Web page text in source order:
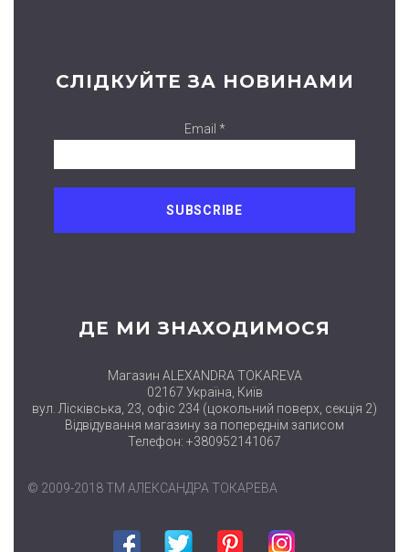
СЛІДКУЙТЕ ЗА НОВИНАМИ
Email *
ДЕ МИ ЗНАХОДИМОСЯ
Магазин ALEXANDRA TOKAREVA
02167 Україна, Київ
вул. Лісківська, 23, офіс 234 (цокольний поверх, секція 2)
Відвідування магазину за попереднім записом
Телефон: +380952141067
© 2009-2018 ТМ АЛЕКСАНДРА ТОКАРЕВА
Facebook Twitter Pinterest Instagram